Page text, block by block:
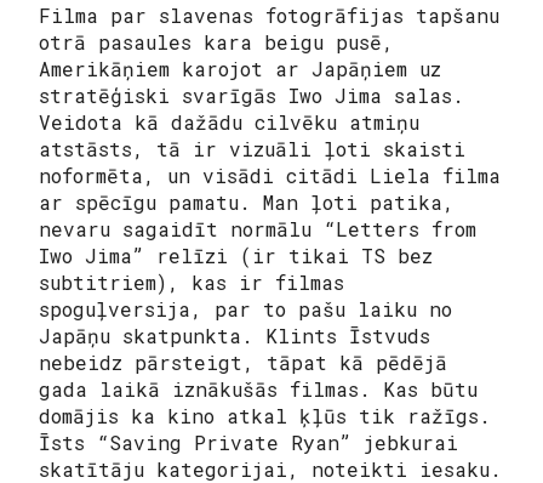
Filma par slavenas fotogrāfijas tapšanu
otrā pasaules kara beigu pusē,
Amerikāņiem karojot ar Japāņiem uz
stratēģiski svarīgās Iwo Jima salas.
Veidota kā dažādu cilvēku atmiņu
atstāsts, tā ir vizuāli ļoti skaisti
noformēta, un visādi citādi Liela filma
ar spēcīgu pamatu. Man ļoti patika,
nevaru sagaidīt normālu “Letters from
Iwo Jima” relīzi (ir tikai TS bez
subtitriem), kas ir filmas
spoguļversija, par to pašu laiku no
Japāņu skatpunkta. Klints Īstvuds
nebeidz pārsteigt, tāpat kā pēdējā
gada laikā iznākušās filmas. Kas būtu
domājis ka kino atkal ķļūs tik ražīgs.
Īsts “Saving Private Ryan” jebkurai
skatītāju kategorijai, noteikti iesaku.